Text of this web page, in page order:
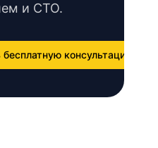
и CTO.
консультацию